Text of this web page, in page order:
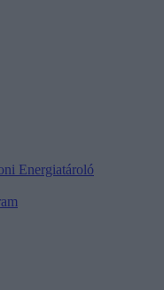
Energiatároló